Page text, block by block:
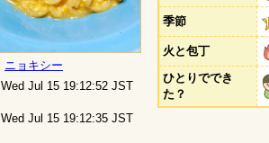
ニョキシー
Wed Jul 15 19:12:52 JST
Wed Jul 15 19:12:35 JST
季節
火と包丁
ひとりででき
た？